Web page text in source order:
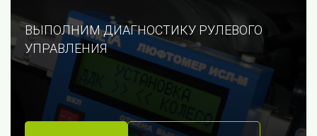
ВЫПОЛНИМ ДИАГНОСТИКУ РУЛЕВОГО
УПРАВЛЕНИЯ